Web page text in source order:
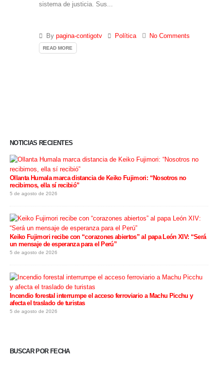
sistema de justicia. Sus...
By pagina-contigotv Política No Comments
READ MORE
NOTICIAS RECIENTES
Ollanta Humala marca distancia de Keiko Fujimori: “Nosotros no
recibimos, ella sí recibió”
5 de agosto de 2026
Keiko Fujimori recibe con “corazones abiertos” al papa León XIV: “Será
un mensaje de esperanza para el Perú”
5 de agosto de 2026
Incendio forestal interrumpe el acceso ferroviario a Machu Picchu y
afecta el traslado de turistas
5 de agosto de 2026
BUSCAR POR FECHA